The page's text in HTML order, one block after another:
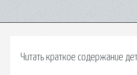
Читать краткое содержание